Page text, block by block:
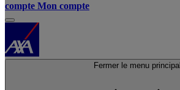
compte Mon compte
Fermer le menu principal